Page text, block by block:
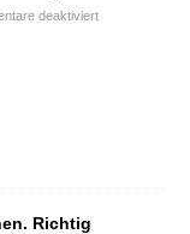
deaktiviert
Richtig